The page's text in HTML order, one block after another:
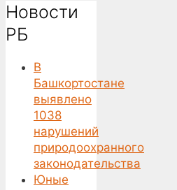
Новости
РБ
В
Башкортостане
выявлено
1038
нарушений
природоохранного
законодательства
Юные